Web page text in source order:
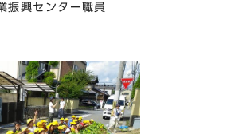
振興センター職員